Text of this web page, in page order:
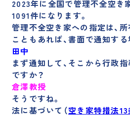
2023年に全国で管理不全空き
1091件になります。
管理不全空き家への指定は、
こともあれば、書面で通知する
田中
まず通知して、そこから行政
ですか？
倉澤教授
そうですね。
法に基づいて（空き家特措法13